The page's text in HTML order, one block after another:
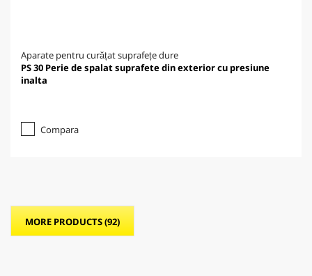
Aparate pentru curățat suprafețe dure
PS 30 Perie de spalat suprafete din exterior cu presiune
inalta
Compara
MORE PRODUCTS (92)